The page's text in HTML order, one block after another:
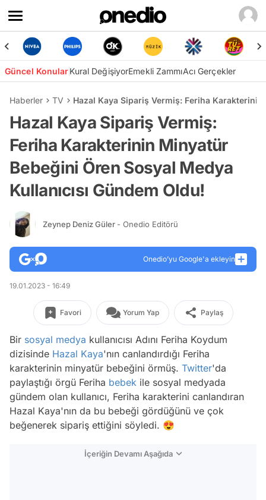
Güncel KonularKural DeğişiyorEmekli ZammıAcı Gerçekler
Haberler TV Hazal Kaya Sipariş Vermiş: Feriha
Hazal Kaya Sipariş Vermiş:
Feriha Karakterinin Minyatür
Bebeğini Ören Sosyal Medya
Kullanıcısı Gündem Oldu!
Zeynep Deniz Güler - Onedio Editörü
Onedio’yu Google'a ekleyin
19.01.2023 - 16:49
Favori Yorum Yap Paylaş
Bir sosyal medya kullanıcısı Adını Feriha Koydum
dizisinde Hazal Kaya'nın canlandırdığı Feriha
karakterinin minyatür bebeğini örmüş. Twitter'da
paylaştığı örgü Feriha bebek ile sosyal medyada
gündem olan kullanıcı, Feriha karakterini canlandıran
Hazal Kaya'nın da bu bebeği gördüğünü ve çok
beğenerek sipariş ettiğini söyledi. 😍
İçeriğin Devamı Aşağıda